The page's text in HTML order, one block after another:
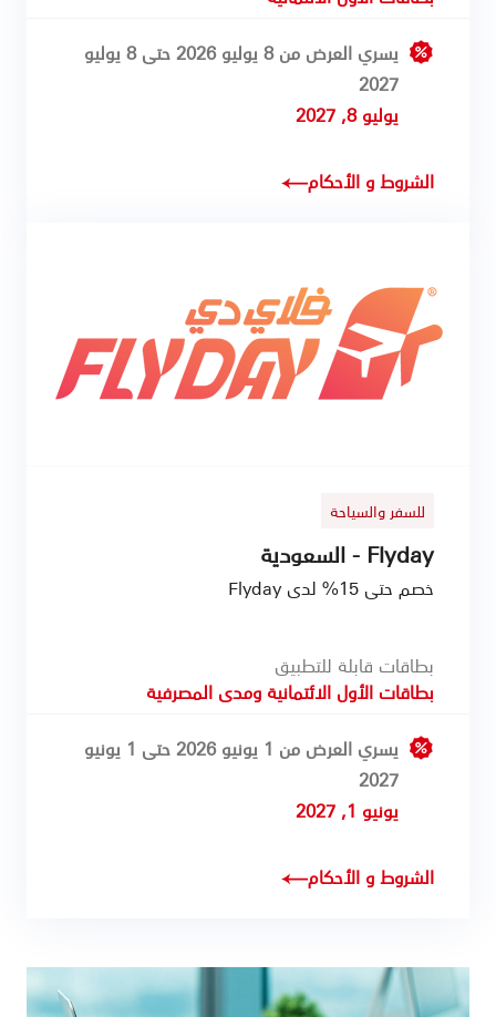
يسري العرض من 8 يوليو 2026 حتى 8 يوليو
2027
يوليو 8, 2027
الشروط و الأحكام
للسفر والسياحة
Flyday - السعودية
خصم حتى 15% لدى Flyday
بطاقات قابلة للتطبيق
بطاقات الأول الائتمانية ومدى المصرفية
يسري العرض من 1 يونيو 2026 حتى 1 يونيو
2027
يونيو 1, 2027
الشروط و الأحكام